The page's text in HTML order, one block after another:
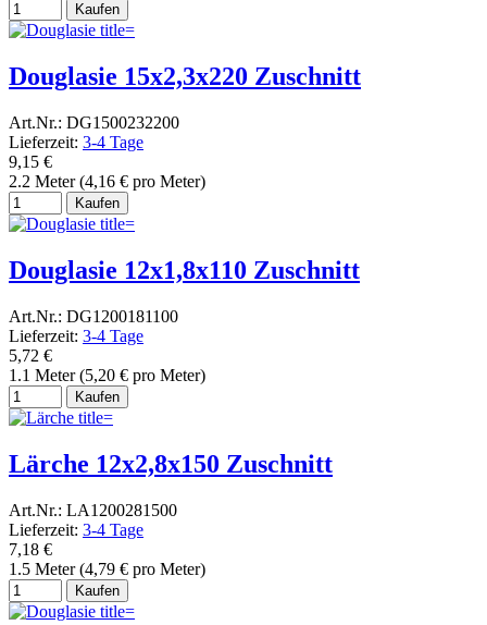
Kaufen
Douglasie 15x2,3x220 Zuschnitt
Art.Nr.: DG1500232200
Lieferzeit: 3-4 Tage
9,15 €
2.2 Meter (4,16 € pro Meter)
Kaufen
Douglasie 12x1,8x110 Zuschnitt
Art.Nr.: DG1200181100
Lieferzeit: 3-4 Tage
5,72 €
1.1 Meter (5,20 € pro Meter)
Kaufen
Lärche 12x2,8x150 Zuschnitt
Art.Nr.: LA1200281500
Lieferzeit: 3-4 Tage
7,18 €
1.5 Meter (4,79 € pro Meter)
Kaufen